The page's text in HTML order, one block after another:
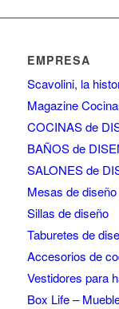
EMPRESA
Scavolini, la
Magazine
COCINAS de
BAÑOS de
SALONES de
Mesas de diseño
Sillas de diseño
Taburetes de
Accesorios de
Vestidores para
Box Life –